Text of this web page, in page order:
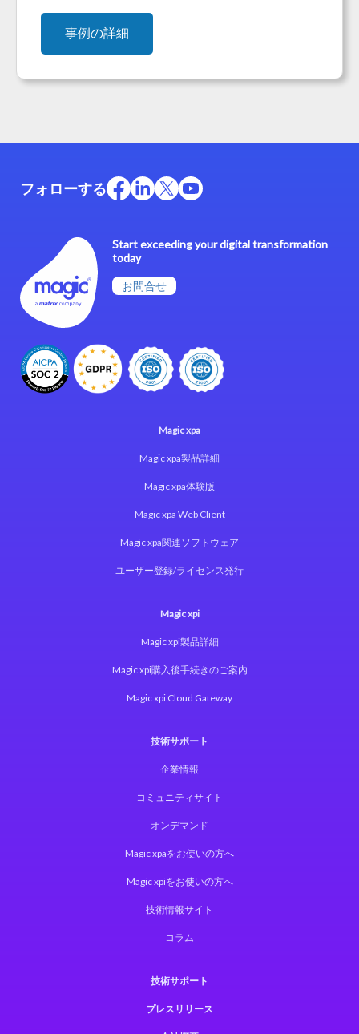
事例の詳細
Start exceeding your digital transformation
today
お問合せ
フォローする
Magic xpa
Magic xpa製品詳細
Magic xpa体験版
Magic xpa Web Client
Magic xpa関連ソフトウェア
ユーザー登録/ライセンス発行
Magic xpi
Magic xpi製品詳細
Magic xpi購入後手続きのご案内
Magic xpi Cloud Gateway
技術サポート
企業情報
コミュニティサイト
オンデマンド
Magic xpaをお使いの方へ
Magic xpiをお使いの方へ
技術情報サイト
コラム
技術サポート
プレスリリース